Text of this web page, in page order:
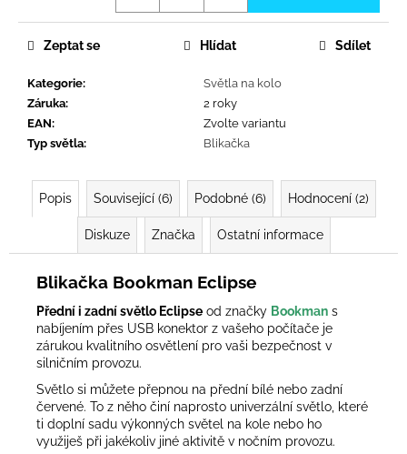
Kategorie:
Světla na kolo
Záruka:
2 roky
EAN:
Zvolte variantu
Typ světla: Blikačka
Zeptat se Hlídat Sdílet
Popis Související (6) Podobné (6) Hodnocení (2)
Diskuze Značka Ostatní informace
Blikačka Bookman Eclipse
Přední i zadní světlo Eclipse od značky Bookman s
nabíjením přes USB konektor z vašeho počítače je
zárukou kvalitního osvětlení pro vaši bezpečnost v
silničním provozu.
Světlo si můžete přepnou na přední bílé nebo zadní
červené. To z něho činí naprosto univerzální světlo, které
ti doplní sadu výkonných světel na kole nebo ho
využiješ při jakékoliv jiné aktivitě v nočním provozu.